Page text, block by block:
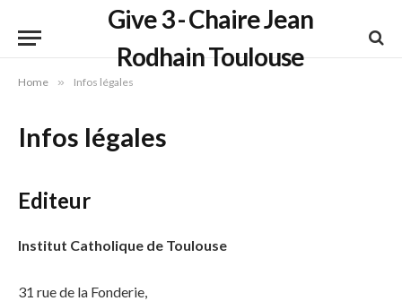
Give 3 - Chaire Jean
Rodhain Toulouse
Home » Infos légales
Infos légales
Editeur
Institut Catholique de Toulouse
31 rue de la Fonderie,